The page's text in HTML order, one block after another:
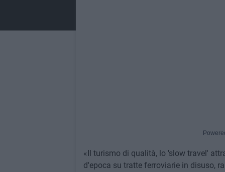
«Il turismo di qualità, lo 'slow travel'
d'epoca su tratte ferroviarie in disuso,